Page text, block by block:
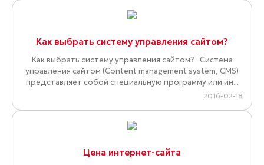
Как выбрать систему управления сайтом?
Как выбрать систему управления сайтом? Система
управления сайтом (Content management system, CMS)
представляет собой специальную программу или ин...
2016-02-18
Цена интернет-сайта